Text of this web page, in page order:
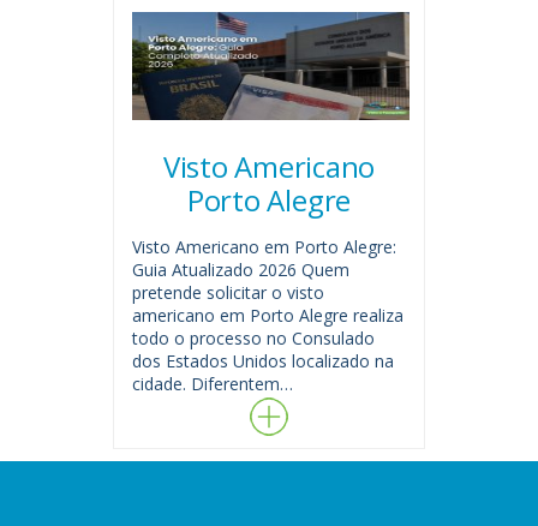
Visto Americano
Porto Alegre
Visto Americano em Porto Alegre:
Guia Atualizado 2026 Quem
pretende solicitar o visto
americano em Porto Alegre realiza
todo o processo no Consulado
dos Estados Unidos localizado na
cidade. Diferentem…